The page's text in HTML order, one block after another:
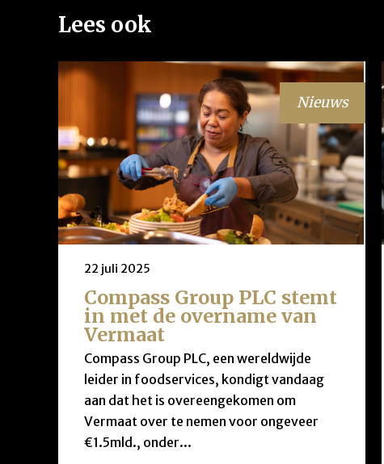
Lees ook
22 juli 2025
Nieuws
Compass Group PLC stemt
in met de overname van
Vermaat
Compass Group PLC, een wereldwijde
leider in foodservices, kondigt vandaag
aan dat het is overeengekomen om
Vermaat over te nemen voor ongeveer
€1.5mld., onder...